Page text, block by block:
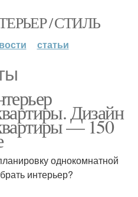
/ СТИЛЬ
статьи
Дизайн
— 150
однокомнатной
интерьер?